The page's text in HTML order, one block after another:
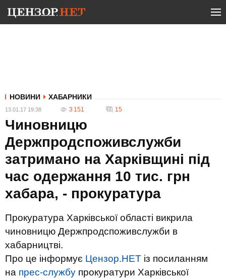
НОВИНИ ХАБАРНИКИ
13.01.17 19:38 3 151 15
Чиновницю
Держпродспоживслужби
затримано на Харківщині під
час одержання 10 тис. грн
хабара, - прокуратура
Прокуратура Харківської області викрила
чиновницю Держпродспоживслужби в
хабарництві.
Про це інформує Цензор.НЕТ із посиланням
на прес-службу прокуратури Харківської